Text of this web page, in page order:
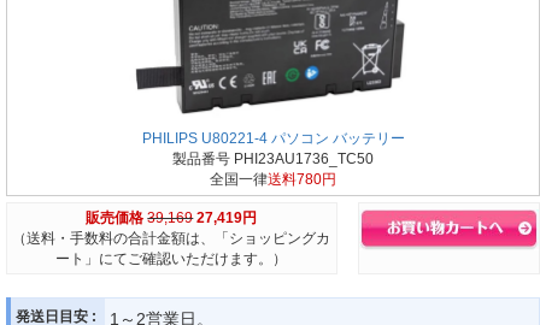
PHILIPS U80221-4 パソコン バッテリー
製品番号 PHI23AU1736_TC50
全国一律送料780円
販売価格 39,169 27,419円
（送料・手数料の合計金額は、「ショッピングカ
ート」にてご確認いただけます。）
発送日目安 : 1～2営業日。